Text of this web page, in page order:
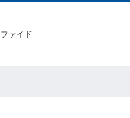
ァイド